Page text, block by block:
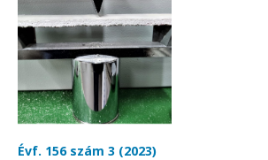
Évf. 156 szám 3 (2023)